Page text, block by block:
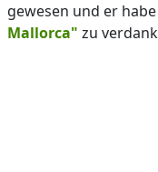
gewesen und er
Mallorca" zu